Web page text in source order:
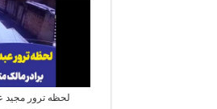
لحظه ترور مجید